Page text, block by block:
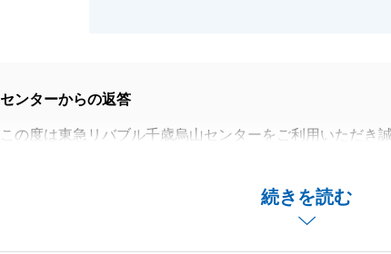
続きを読む
センターからの返答
この度は東急リバブル千歳烏山センターをご利用いただき
R様のご協力をいただいて、ご契約、お引き渡し等スムーズ